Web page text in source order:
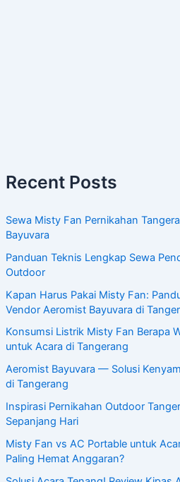
Recent Posts
Sewa Misty Fan Pernikahan
Bayuvara
Panduan Teknis Lengkap Sewa
Outdoor
Kapan Harus Pakai Misty Fan:
Vendor Aeromist Bayuvara di
Konsumsi Listrik Misty Fan Berapa
untuk Acara di Tangerang
Aeromist Bayuvara — Solusi
di Tangerang
Inspirasi Pernikahan Outdoor
Sepanjang Hari
Misty Fan vs AC Portable untuk
Paling Hemat Anggaran?